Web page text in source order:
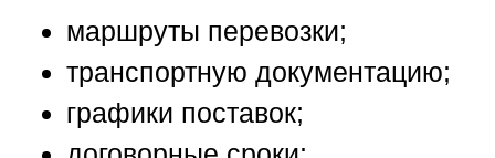
маршруты перевозки;
транспортную документацию;
графики поставок;